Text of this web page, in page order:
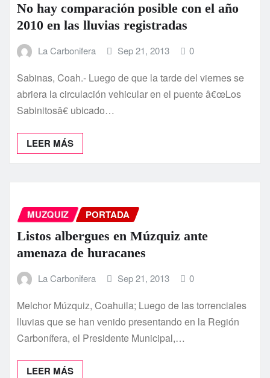
No hay comparación posible con el año
2010 en las lluvias registradas
La Carbonifera Sep 21, 2013 0
Sabinas, Coah.- Luego de que la tarde del viernes se
abriera la circulación vehicular en el puente â€œLos
Sabinitosâ€ ubicado…
LEER MÁS
MUZQUIZ PORTADA
Listos albergues en Múzquiz ante
amenaza de huracanes
La Carbonifera Sep 21, 2013 0
Melchor Múzquiz, Coahuila; Luego de las torrenciales
lluvias que se han venido presentando en la Región
Carboní­fera, el Presidente Municipal,…
LEER MÁS